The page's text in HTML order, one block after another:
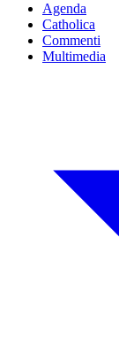
Agenda
Catholica
Commenti
Multimedia